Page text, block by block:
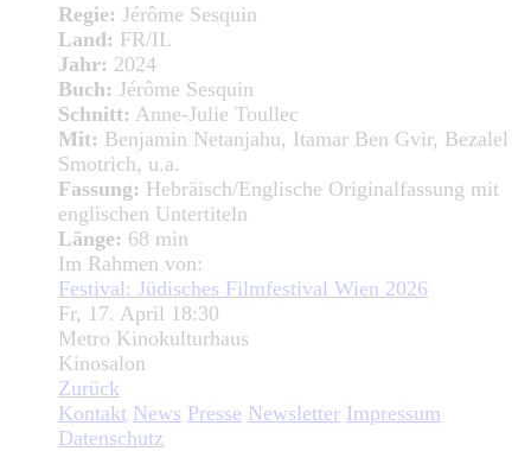
Regie: Jérôme Sesquin
Land: FR/IL
Jahr: 2024
Buch: Jérôme Sesquin
Schnitt: Anne-Julie Toullec
Mit: Benjamin Netanjahu, Itamar Ben Gvir, Bezalel
Smotrich, u.a.
Fassung: Hebräisch/Englische Originalfassung mit
englischen Untertiteln
Länge: 68 min
Im Rahmen von:
Festival: Jüdisches Filmfestival Wien 2026
Fr, 17. April 18:30
Metro Kinokulturhaus
Kinosalon
Zurück
Kontakt News Presse Newsletter Impressum
Datenschutz